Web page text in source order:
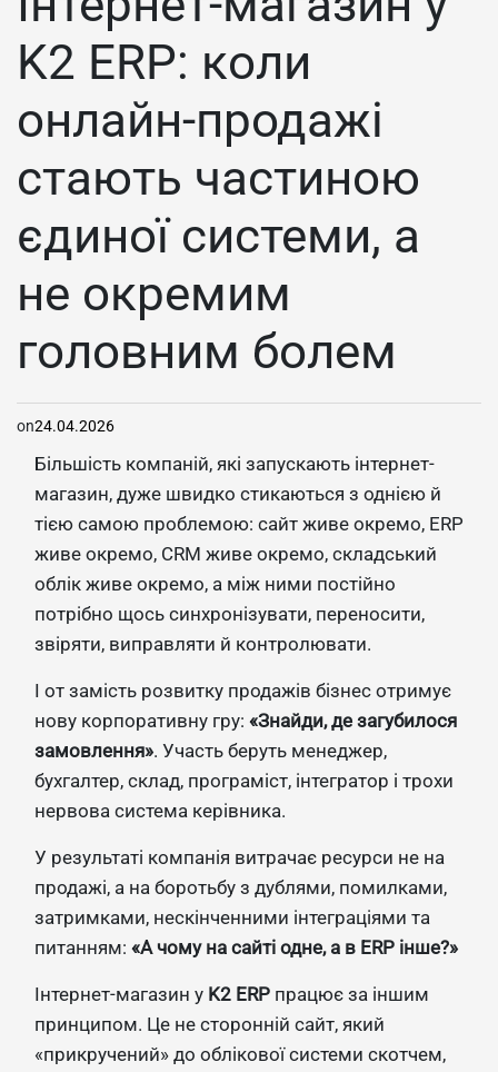
K2 ERP: коли
онлайн-продажі
стають частиною
єдиної системи, а
не окремим
головним болем
on24.04.2026
Більшість компаній, які запускають інтернет-
магазин, дуже швидко стикаються з однією й
тією самою проблемою: сайт живе окремо, ERP
живе окремо, CRM живе окремо, складський
облік живе окремо, а між ними постійно
потрібно щось синхронізувати, переносити,
звіряти, виправляти й контролювати.
І от замість розвитку продажів бізнес отримує
нову корпоративну гру: «Знайди, де загубилося
замовлення». Участь беруть менеджер,
бухгалтер, склад, програміст, інтегратор і трохи
нервова система керівника.
У результаті компанія витрачає ресурси не на
продажі, а на боротьбу з дублями, помилками,
затримками, нескінченними інтеграціями та
питанням: «А чому на сайті одне, а в ERP інше?»
Інтернет-магазин у K2 ERP працює за іншим
принципом. Це не сторонній сайт, який
«прикручений» до облікової системи скотчем,